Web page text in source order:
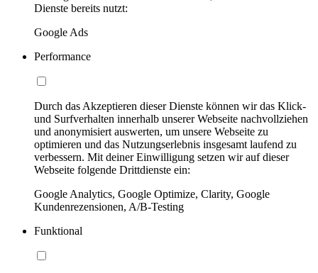
Dienste bereits nutzt:
Google Ads
Performance
Durch das Akzeptieren dieser Dienste können wir das Klick-
und Surfverhalten innerhalb unserer Webseite nachvollziehen
und anonymisiert auswerten, um unsere Webseite zu
optimieren und das Nutzungserlebnis insgesamt laufend zu
verbessern. Mit deiner Einwilligung setzen wir auf dieser
Webseite folgende Drittdienste ein:
Google Analytics, Google Optimize, Clarity, Google
Kundenrezensionen, A/B-Testing
Funktional